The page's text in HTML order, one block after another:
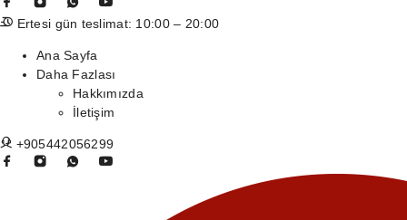
Ertesi gün teslimat: 10:00 – 20:00
Ana Sayfa
Daha Fazlası
Hakkımızda
İletişim
+905442056299